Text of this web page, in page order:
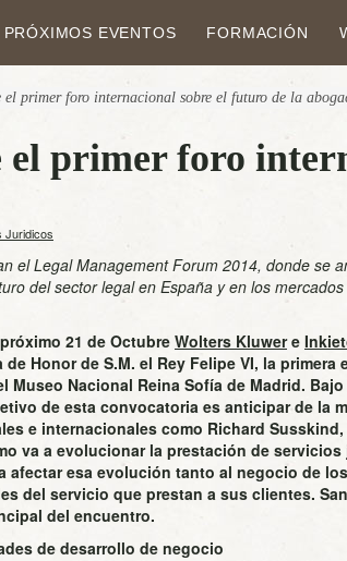
PRÓXIMOS EVENTOS FORMACIÓN
el primer foro internacional sobre el futuro de la
el primer foro
Juridicos
el Legal Management Forum 2014, donde se
del sector legal en España y en los
21 de Octubre Wolters Kluwere
Honor de S.M. el Rey Felipe VI, la primera
Museo Nacional Reina Sofía de Madrid.
de esta convocatoria es anticipar de la
e internacionales como Richard Susskind,
va a evolucionar la prestación de
afectar esa evolución tanto al negocio de
del servicio que prestan a sus clientes.
del encuentro.
de desarrollo de negocio